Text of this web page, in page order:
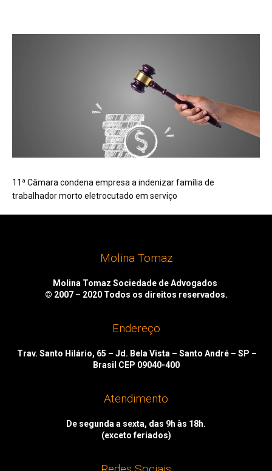
11ª Câmara condena empresa a indenizar família de
trabalhador morto eletrocutado em serviço
Molina Tomaz
Molina Tomaz Sociedade de Advogados
© 2007 – 2020 Todos os direitos reservados.
Endereço
Trav. Santo Hilário, 65 – Jd. Bela Vista – Santo André – SP –
Brasil CEP 09040-400
Atendimento
De segunda a sexta, das 9h às 18h.
(exceto feriados)